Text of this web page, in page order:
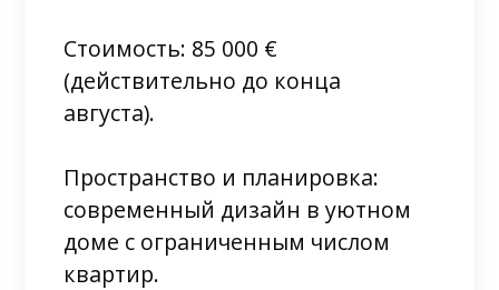
Стоимость: 85 000 €
(действительно до конца
августа).
Пространство и планировка:
современный дизайн в уютном
доме с ограниченным числом
квартир.